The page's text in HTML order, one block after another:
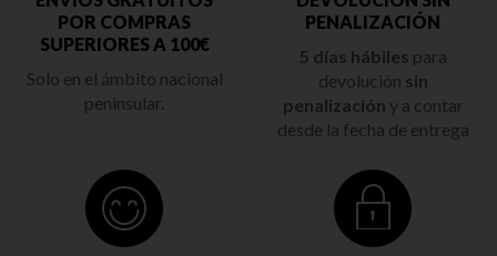
POR COMPRAS
SUPERIORES A 100€
Solo en el ámbito nacional
peninsular.
PENALIZACIÓN
5 días hábiles para
devolución sin
penalización y a contar
desde la fecha de entrega